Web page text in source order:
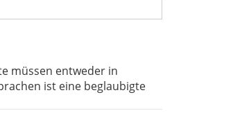
müssen entweder in
ist eine beglaubigte